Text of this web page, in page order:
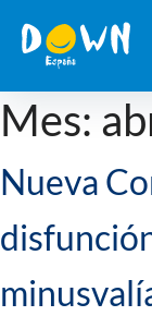
contenido
Mes:
Nueva